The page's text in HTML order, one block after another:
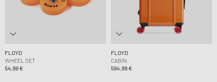
FLOYD
WHEEL SET
54,99 €
FLOYD
CABIN
594,99 €